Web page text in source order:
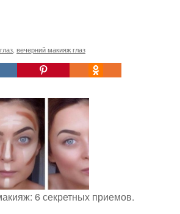
вечерний макияж глаз
6 секретных приемов.